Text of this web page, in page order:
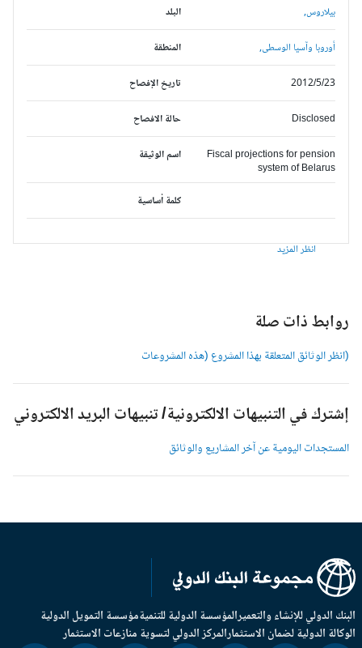
البلد بيلاروس,
المنطقة أوروبا وآسيا الوسطى,
تاريخ الإفصاح 2012/5/23
حالة الافصاح Disclosed
اسم الوثيقة
Fiscal projections for pension
system of Belarus
كلمة أساسية
انظر المزيد
روابط ذات صلة
(انظر الوثائق المتعلقة بهذا المشروع (هذه المشروعات
إشترك في التنبيهات الالكترونية/ تنبيهات البريد الالكتروني
المستجدات اليومية عن آخر المشاريع والوثائق
الدولي للإنشاء والتعميرالمؤسسة الدولية للتنميةمؤسسة التمويل الدولية
الدولية لضمان الاستثمارالمركز الدولي لتسوية منازعات الاستثمار